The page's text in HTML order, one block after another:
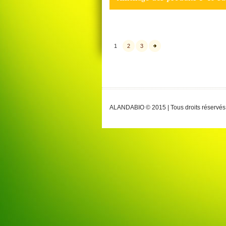
1 2 3
ALANDABIO © 2015 | Tous droits